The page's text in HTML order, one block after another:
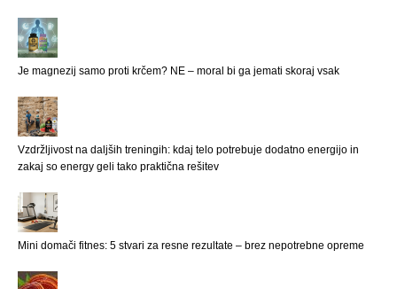
Je magnezij samo proti krčem? NE – moral bi ga jemati skoraj vsak
Vzdržljivost na daljših treningih: kdaj telo potrebuje dodatno energijo in
zakaj so energy geli tako praktična rešitev
Mini domači fitnes: 5 stvari za resne rezultate – brez nepotrebne opreme